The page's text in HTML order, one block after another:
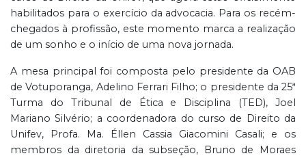
habilitados para o exercício da advocacia. Para os recém-
chegados à profissão, este momento marca a realização
de um sonho e o início de uma nova jornada.
A mesa principal foi composta pelo presidente da OAB
de Votuporanga, Adelino Ferrari Filho; o presidente da 25ª
Turma do Tribunal de Ética e Disciplina (TED), Joel
Mariano Silvério; a coordenadora do curso de Direito da
Unifev, Profa. Ma. Éllen Cassia Giacomini Casali; e os
membros da diretoria da subseção, Bruno de Moraes